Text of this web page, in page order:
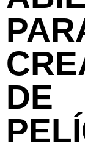
DE